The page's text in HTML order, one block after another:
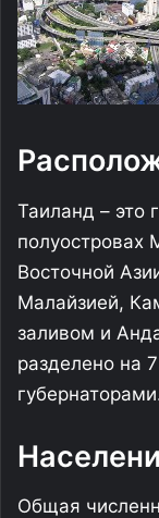
Таиланд – это
полуостровах
Восточной
Малайзией,
заливом и
разделено на
Общая